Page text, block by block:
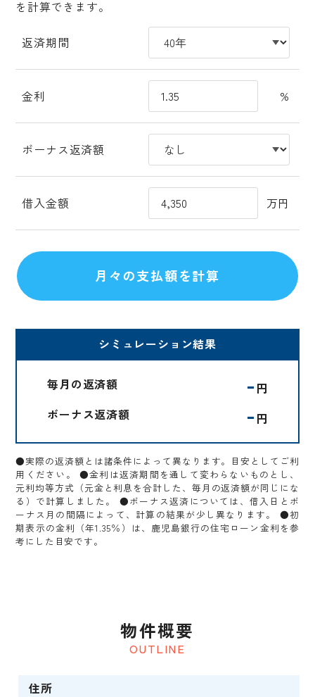
を計算できます。
返済期間
金利 %
ボーナス返済額
借入金額 万円
シミュレーション結果
毎月の返済額 - 円
ボーナス返済額
- 円
●実際の返済額とは諸条件によって異なります。目安としてご利
用ください。 ●金利は返済期間を通して変わらないものとし、
元利均等方式（元金と利息を合計した、毎月の返済額が同じにな
る）で計算しました。 ●ボーナス返済については、借入日とボ
ーナス月の間隔によって、計算の結果が少し異なります。 ●初
期表示の金利（年1.35％）は、鹿児島銀行の住宅ローン金利を参
考にした目安です。
OUTLINE
物件概要
住所